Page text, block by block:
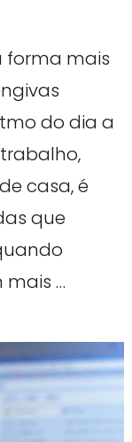
forma mais
do dia a
casa, é
que
mais …